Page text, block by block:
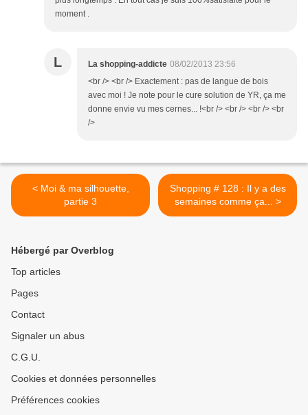
moment .
L La shopping-addicte 08/02/2013 23:56
<br /> <br /> Exactement : pas de langue de bois
avec moi ! Je note pour le cure solution de YR, ça me
donne envie vu mes cernes... !<br /> <br /> <br /> <br
/>
< Moi & ma silhouette,
partie 3
Shopping # 128 : Il y a des
semaines comme ça... >
Hébergé par Overblog
Top articles
Pages
Contact
Signaler un abus
C.G.U.
Cookies et données personnelles
Préférences cookies